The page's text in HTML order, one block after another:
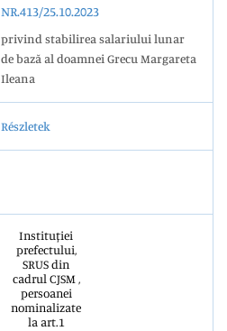
NR.413/25.10.2023
privind stabilirea salariului lunar
de bază al doamnei Grecu Margareta
Ileana
Részletek
Instituției
prefectului,
SRUS din
cadrul CJSM ,
persoanei
nominalizate
la art.1